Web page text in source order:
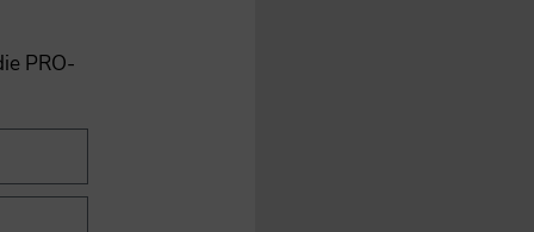
PRO-